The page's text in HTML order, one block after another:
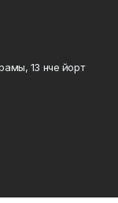
13 нче йорт